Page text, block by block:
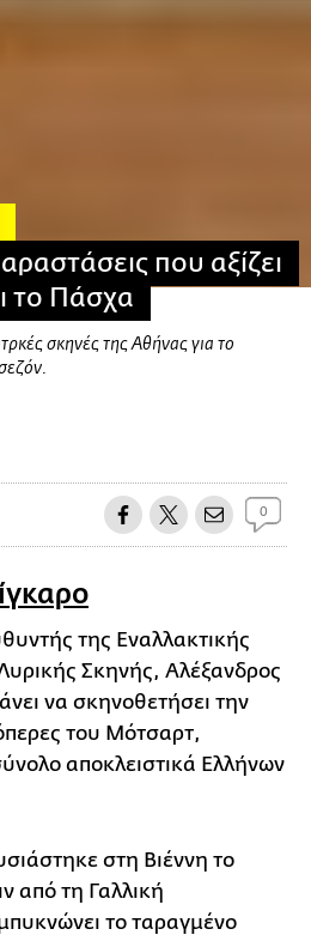
που αξίζει
το Πάσχα
σκηνές της Αθήνας για το
0
της Εναλλακτικής
Σκηνής, Αλέξανδρος
να σκηνοθετήσει την
του Μότσαρτ,
αποκλειστικά Ελλήνων
στη Βιέννη το
από τη Γαλλική
το ταραγμένο